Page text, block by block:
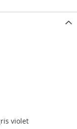
violet